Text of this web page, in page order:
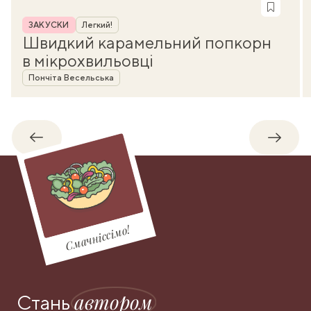
Рубрика
ЗАКУСКИ Легкий!
Швидкий карамельний попкорн
в мікрохвильовці
Автор
Пончіта Весельська
Назад
Смачніссімо!
Станьавтором